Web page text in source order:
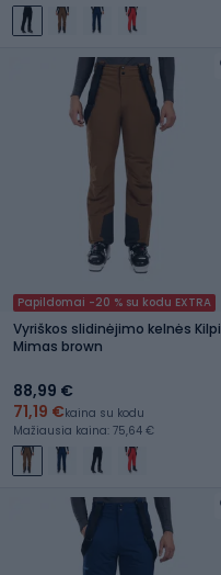
Papildomai -20 % su kodu EXTRA
Vyriškos slidinėjimo kelnės Kilpi
Mimas brown
88,99 €
71,19 €kaina su kodu
Mažiausia kaina: 75,64 €